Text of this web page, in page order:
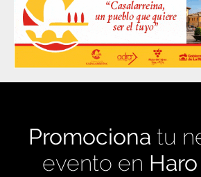
Promociona tu
evento en